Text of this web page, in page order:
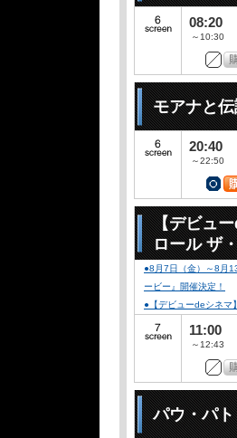
08:20
～10:30
モアナと
20:40
～22:50
【デビュ
ロール ザ
●8月7日（金）～8月
ービー』開催決定！
●【デビューdeシネマ
11:00
～12:43
パウ・パ